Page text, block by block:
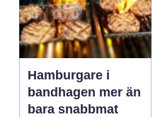
Hamburgare i
bandhagen mer än
bara snabbmat